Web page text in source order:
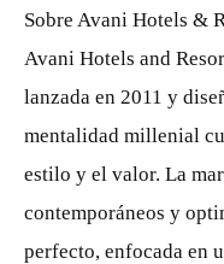
Sobre Avani Hotels &
Avani Hotels and
lanzada en 2011 y
mentalidad millenial
estilo y el valor. La
contemporáneos y
perfecto, enfocada en